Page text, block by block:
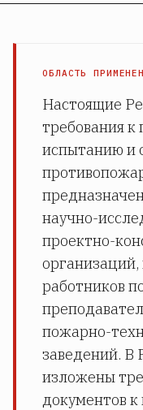
ОБЛАСТЬ
Настоящие
требования
испытанию и
научно-
проектно-
работников
пожарно-
заведений. В
изложены
документов